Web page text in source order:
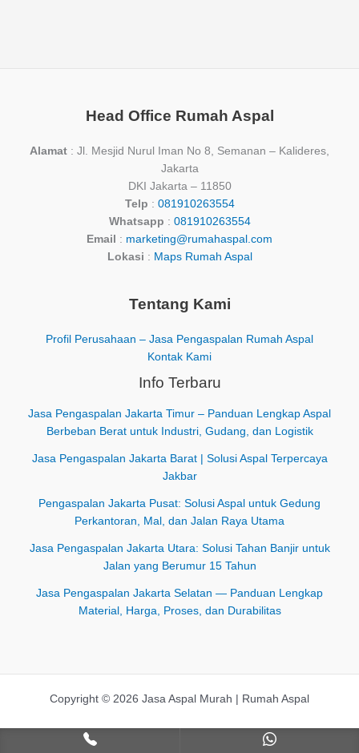
Head Office Rumah Aspal
Alamat : Jl. Mesjid Nurul Iman No 8, Semanan – Kalideres,
Jakarta
DKI Jakarta – 11850
Telp : 081910263554
Whatsapp : 081910263554
Email
: marketing@rumahaspal.com
Lokasi : Maps Rumah Aspal
Tentang Kami
Profil Perusahaan – Jasa Pengaspalan Rumah Aspal
Kontak Kami
Info Terbaru
Jasa Pengaspalan Jakarta Timur – Panduan Lengkap Aspal
Berbeban Berat untuk Industri, Gudang, dan Logistik
Jasa Pengaspalan Jakarta Barat | Solusi Aspal Terpercaya
Jakbar
Pengaspalan Jakarta Pusat: Solusi Aspal untuk Gedung
Perkantoran, Mal, dan Jalan Raya Utama
Jasa Pengaspalan Jakarta Utara: Solusi Tahan Banjir untuk
Jalan yang Berumur 15 Tahun
Jasa Pengaspalan Jakarta Selatan — Panduan Lengkap
Material, Harga, Proses, dan Durabilitas
Copyright © 2026 Jasa Aspal Murah | Rumah Aspal